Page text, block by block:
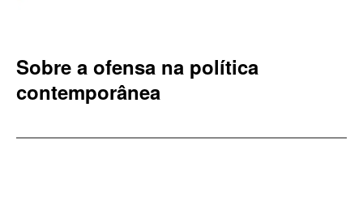
Sobre a ofensa na política
contemporânea